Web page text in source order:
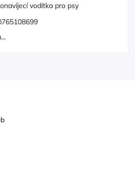
vodítka pro psy